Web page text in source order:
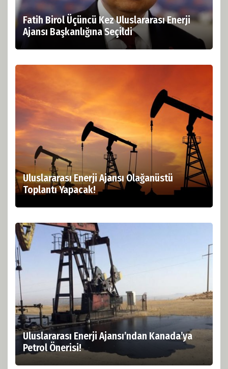
Fatih Birol Üçüncü Kez Uluslararası Enerji
Ajansı Başkanlığına Seçildi
Uluslararası Enerji Ajansı Olağanüstü
Toplantı Yapacak!
Uluslararası Enerji Ajansı’ndan Kanada’ya
Petrol Önerisi!